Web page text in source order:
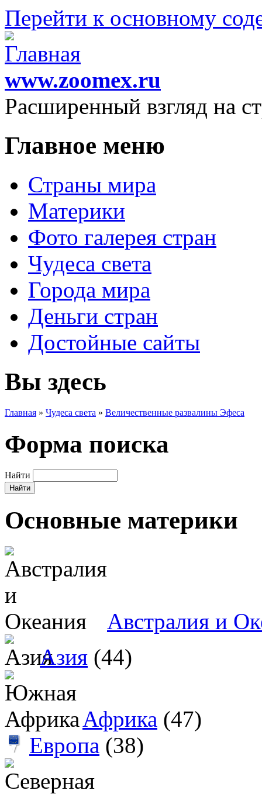
Перейти к основному
www.zoomex.ru
Расширенный взгляд на
Главное меню
Страны мира
Материки
Фото галерея стран
Чудеса света
Города мира
Деньги стран
Достойные сайты
Вы здесь
Главная » Чудеса света » Величественные развалины Эфеса
Форма поиска
Найти
Основные материки
Австралия и
Азия (44)
Африка (47)
Европа (38)